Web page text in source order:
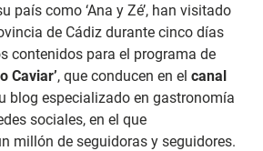
país como ‘Ana y Zé’, han visitado
de Cádiz durante cinco días
contenidos para el programa de
Caviar’, que conducen en el canal
blog especializado en gastronomía
sociales, en el que
millón de seguidoras y seguidores.